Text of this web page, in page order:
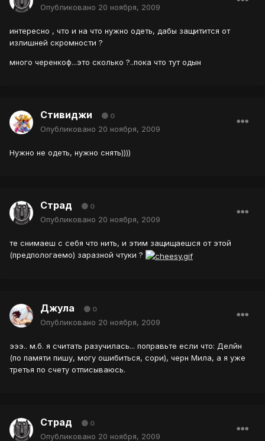
Опубликовано 20 ноября, 2009
интересно , что и на что нужно одеть, дабы защитится от
излишней скромности ?
много черенкоф...это сколько ?..пока что тут одын
Стивиджи 0
Опубликовано 20 ноября, 2009
Нужно не одеть, нужно снять))))
Страд 0
Опубликовано 20 ноября, 2009
те снимаеш с себя что нить, и этим защищаешся от этой
(предпологаемо) заразной чтуки ?
Джула 0
Опубликовано 20 ноября, 2009
эээ.. м.б. я считать разучилась... поправьте если что: Делйн
(по памяти пишу, могу ошибиться, сори), черн Мила, а я уже
третья по счету отписываюсь.
Страд 0
Опубликовано 20 ноября, 2009